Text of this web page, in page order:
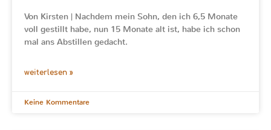
Von Kirsten | Nachdem mein Sohn, den ich 6,5 Monate
voll gestillt habe, nun 15 Monate alt ist, habe ich schon
mal ans Abstillen gedacht.
weiterlesen »
Keine Kommentare